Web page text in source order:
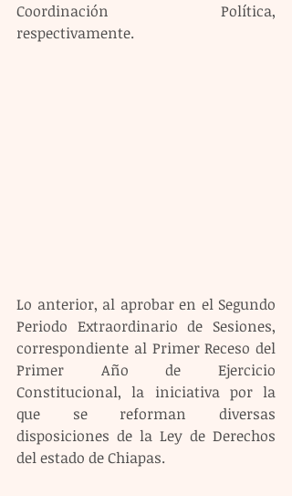
Coordinación Política,
respectivamente.
Lo anterior, al aprobar en el Segundo
Periodo Extraordinario de Sesiones,
correspondiente al Primer Receso del
Primer Año de Ejercicio
Constitucional, la iniciativa por la
que se reforman diversas
disposiciones de la Ley de Derechos
del estado de Chiapas.